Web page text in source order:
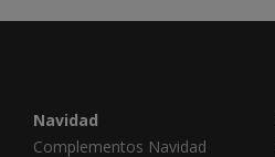
Navidad
Complementos Navidad